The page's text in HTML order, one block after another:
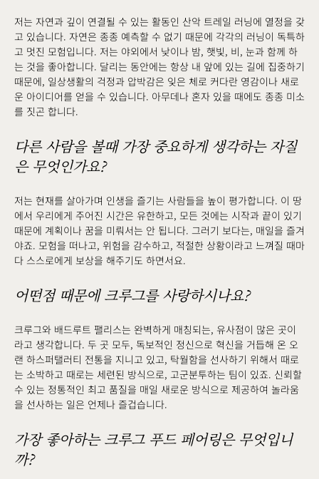
저는 자연과 깊이 연결될 수 있는 활동인 산악 트레일 러닝에 열정을 갖
고 있습니다. 자연은 종종 예측할 수 없기 때문에 각각의 러닝이 독특하
고 멋진 모험입니다. 저는 야외에서 낮이나 밤, 햇빛, 비, 눈과 함께 하
는 것을 좋아합니다. 달리는 동안에는 항상 내 앞에 있는 길에 집중하기
때문에, 일상생활의 걱정과 압박감은 잊은 체로 커다란 영감이나 새로
운 아이디어를 얻을 수 있습니다. 아무데나 혼자 있을 때에도 종종 미소
를 짓곤 합니다.
다른 사람을 볼때 가장 중요하게 생각하는 자질
은 무엇인가요?
저는 현재를 살아가며 인생을 즐기는 사람들을 높이 평가합니다. 이 땅
에서 우리에게 주어진 시간은 유한하고, 모든 것에는 시작과 끝이 있기
때문에 계획이나 꿈을 미뤄서는 안 됩니다. 그러기 보다는, 매일을 즐겨
야죠. 모험을 떠나고, 위험을 감수하고, 적절한 상황이라고 느껴질 때마
다 스스로에게 보상을 해주기도 하면서요.
어떤점 때문에 크루그를 사랑하시나요?
크루그와 배드루트 팰리스는 완벽하게 매칭되는, 유사점이 많은 곳이
라고 생각합니다. 두 곳 모두, 독보적인 정신으로 혁신을 거듭해 온 오
랜 하스퍼탤러티 전통을 지니고 있고, 탁월함을 선사하기 위해서 때로
는 소박하고 때로는 세련된 방식으로, 고군분투하는 팀이 있죠. 신뢰할
수 있는 정통적인 최고 품질을 매일 새로운 방식으로 제공하여 놀라움
을 선사하는 일은 언제나 즐겁습니다.
가장 좋아하는 크루그 푸드 페어링은 무엇입니
까?